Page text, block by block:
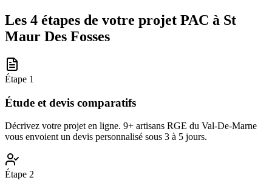
Les 4 étapes de votre projet PAC à St
Maur Des Fosses
Étape 1
Étude et devis comparatifs
Décrivez votre projet en ligne. 9+ artisans RGE du Val-De-Marne
vous envoient un devis personnalisé sous 3 à 5 jours.
Étape 2